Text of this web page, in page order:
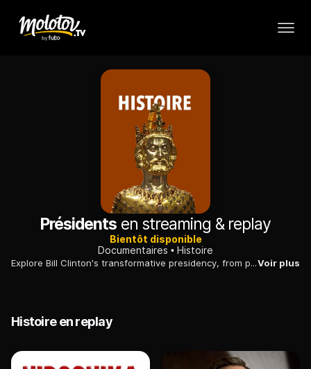
Présidents en streaming & replay
Bientôt disponible
Documentaires
Histoire
Explore Bill Clinton's transformative presidency, from policy achievements to the turbulence of scandals.Voir plus
Histoire en replay